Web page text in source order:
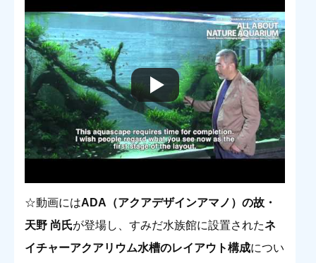
☆動画にはADA（アクアデザインアマノ）の故・
天野 尚氏が登場し、すみだ水族館に設置されたネ
イチャーアクアリウム水槽のレイアウト構成につい